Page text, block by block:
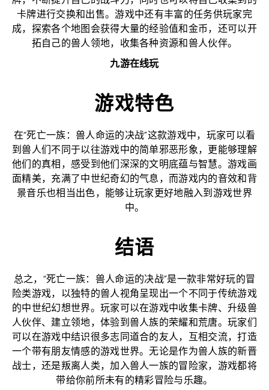
卡牌进行交换和出售。游戏中还有丰富的任务供玩家完
成，探索各个地图会获得大量的经验值和金币，还可以开
拓自己的兽人领地，收集各种资源和兽人伙伴。
九游在线玩
游戏特色
在“死亡一族：兽人命运的决战”这款游戏中，玩家可以看
到兽人们不同于以往游戏中的简单邪恶形象，更能够理解
他们的真相，感受到他们深深的文明底蕴与智慧。游戏画
面精美，充满了中世纪奇幻的气息，而游戏内的音效和背
景音乐也相当出色，能够让玩家更好地融入到游戏世界
中。
结语
总之，“死亡一族：兽人命运的决战”是一款非常好玩的冒
险类游戏，以独特的兽人视角呈现出一个不同于传统游戏
的中世纪幻想世界。玩家可以在游戏中收集卡牌、升级兽
人伙伴、建立领地，体验到兽人族的荣耀和荒唐。玩家们
可以在游戏中结识很多志同道合的友人，互相交流，打造
一个带有朋友情感的游戏世界。无论是作为兽人族的新晋
战士，还是叛离人类，加入兽人一族的冒险家，游戏都将
带给你前所未有的精彩冒险与乐趣。